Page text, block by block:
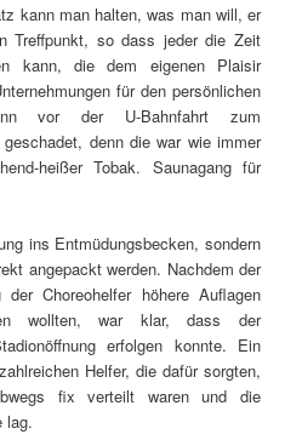
kann man halten, was man will, er
so dass jeder die Zeit
kann, die dem eigenen Plaisir
für den persönlichen
vor der U-Bahnfahrt zum
denn die war wie immer
heißer Tobak. Saunagang für
ins Entmüdungsbecken, sondern
angepackt werden. Nachdem der
Choreohelfer höhere Auflagen
wollten, war klar, dass der
erfolgen konnte. Ein
Helfer, die dafür sorgten,
fix verteilt waren und die
lag.